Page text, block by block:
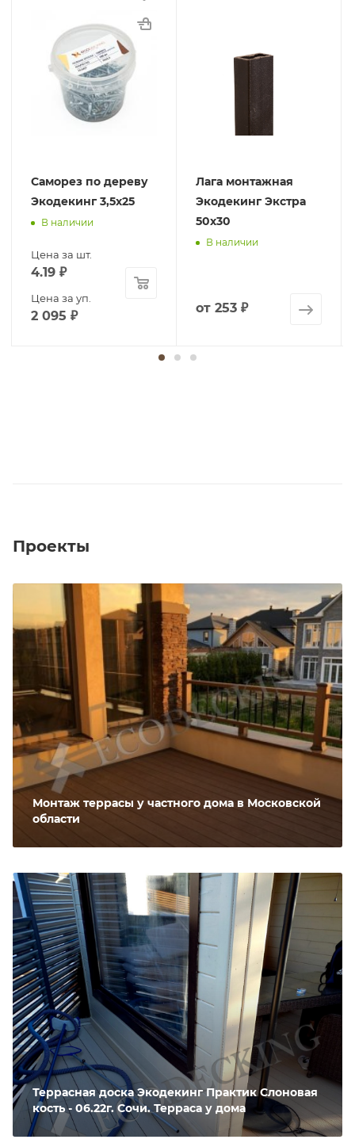
Саморез по дереву
Экодекинг 3,5х25
В наличии
Цена за шт.
4.19 ₽
Цена за уп.
2 095 ₽
Лага монтажная
Экодекинг Экстра
50х30
В наличии
от 253 ₽
Проекты
Монтаж террасы у частного дома в Московской
области
Террасная доска Экодекинг Практик Слоновая
кость - 06.22г. Сочи. Терраса у дома